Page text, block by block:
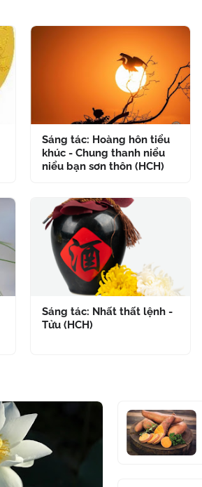
Sáng tác: Hoàng hôn tiểu
khúc - Chung thanh niểu
niểu bạn sơn thôn (HCH)
Sáng tác: Nhất thất lệnh -
Tửu (HCH)